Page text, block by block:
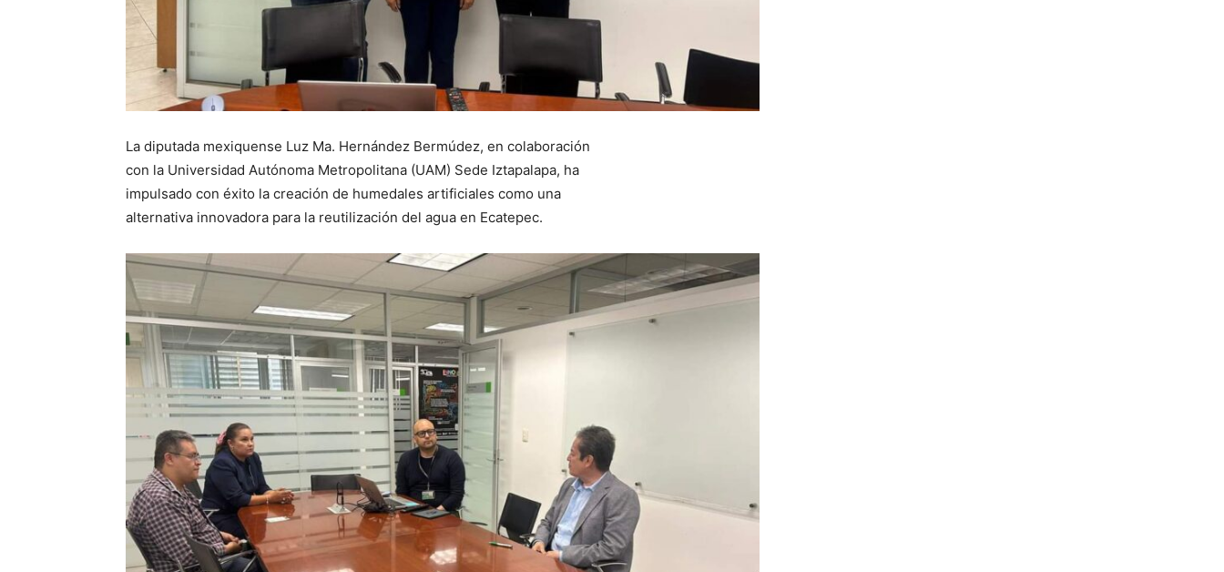
La diputada mexiquense Luz Ma. Hernández Bermúdez, en colaboración
con la Universidad Autónoma Metropolitana (UAM) Sede Iztapalapa, ha
impulsado con éxito la creación de humedales artificiales como una
alternativa innovadora para la reutilización del agua en Ecatepec.